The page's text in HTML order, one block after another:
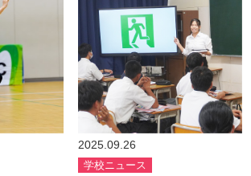
2025.09.26
学校ニュース